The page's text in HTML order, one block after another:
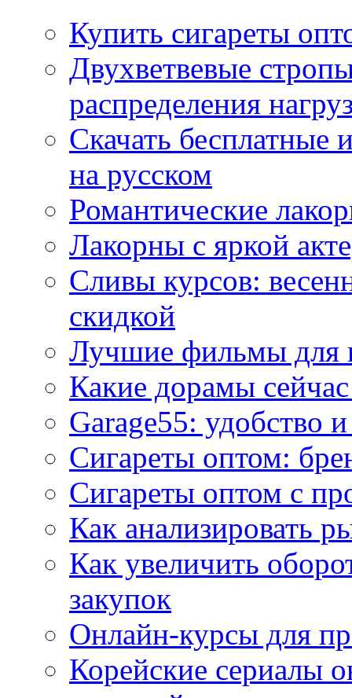
Купить сигареты
Двухветвевые
распределения
Скачать
на русском
Романтические
Лакорны с яркой
Сливы курсов:
скидкой
Лучшие фильмы для
Какие дорамы
Garage55: удобство
Сигареты оптом:
Сигареты оптом с
Как анализировать
Как увеличить
закупок
Онлайн-курсы для
Корейские сериалы